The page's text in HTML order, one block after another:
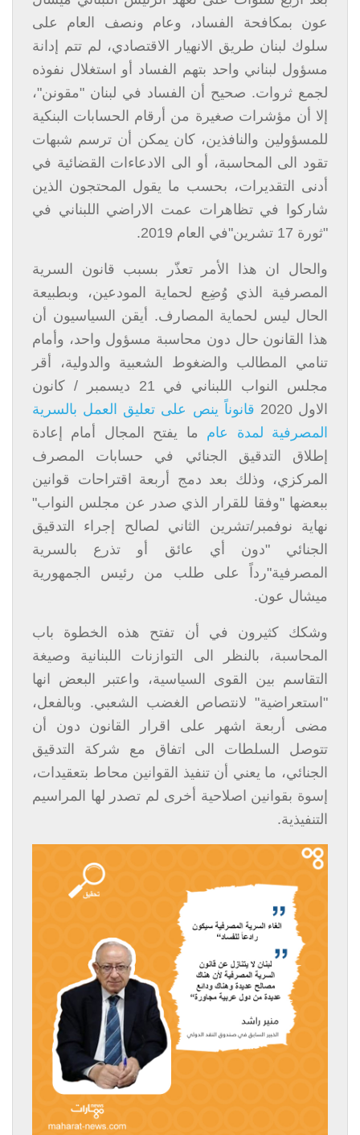
عون بمكافحة الفساد، وعام ونصف العام على
سلوك لبنان طريق الانهيار الاقتصادي، لم تتم إدانة
مسؤول لبناني واحد بتهم الفساد أو استغلال نفوذه
لجمع ثروات. صحيح أن الفساد في لبنان "مقونن"،
إلا أن مؤشرات صغيرة من أرقام الحسابات البنكية
للمسؤولين والنافذين، كان يمكن أن ترسم شبهات
تقود الى المحاسبة، أو الى الادعاءات القضائية في
أدنى التقديرات، بحسب ما يقول المحتجون الذين
شاركوا في تظاهرات عمت الاراضي اللبناني في
"ثورة 17 تشرين"في العام 2019.
والحال ان هذا الأمر تعذّر بسبب قانون السرية
المصرفية الذي وُضِع لحماية المودعين، وبطبيعة
الحال ليس لحماية المصارف. أيقن السياسيون أن
هذا القانون حال دون محاسبة مسؤول واحد، وأمام
تنامي المطالب والضغوط الشعبية والدولية، أقر
مجلس النواب اللبناني في 21 ديسمبر / كانون
الاول 2020
قانوناً ينص على تعليق العمل بالسرية
المصرفية لمدة عام ما يفتح المجال أمام إعادة
إطلاق التدقيق الجنائي في حسابات المصرف
المركزي، وذلك بعد دمج أربعة اقتراحات قوانين
ببعضها "وفقا للقرار الذي صدر عن مجلس النواب"
نهاية نوفمبر/تشرين الثاني لصالح إجراء التدقيق
الجنائي "دون أي عائق أو تذرع بالسرية
المصرفية"رداً على طلب من رئيس الجمهورية
ميشال عون.
وشكك كثيرون في أن تفتح هذه الخطوة باب
المحاسبة، بالنظر الى التوازنات اللبنانية وصيغة
التقاسم بين القوى السياسية، واعتبر البعض انها
"استعراضية" لانتصاص الغضب الشعبي. وبالفعل،
مضى أربعة اشهر على اقرار القانون دون أن
تتوصل السلطات الى اتفاق مع شركة التدقيق
الجنائي، ما يعني أن تنفيذ القوانين محاط بتعقيدات،
إسوة بقوانين اصلاحية أخرى لم تصدر لها المراسيم
التنفيذية.